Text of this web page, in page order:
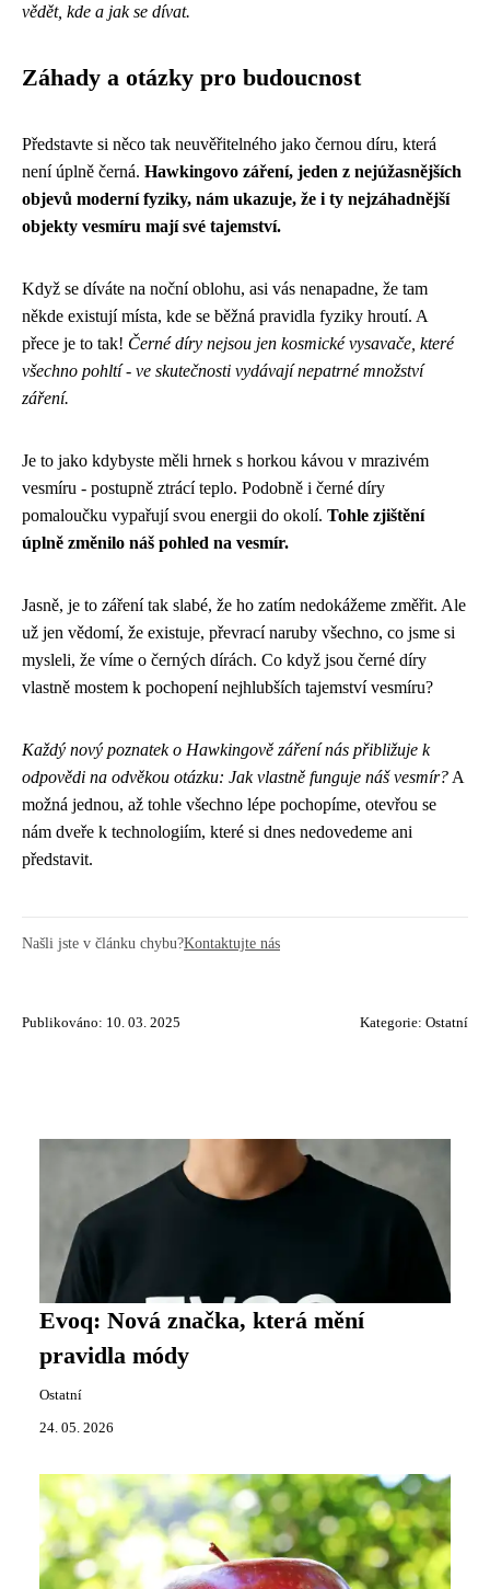
vědět, kde a jak se dívat.
Záhady a otázky pro budoucnost
Představte si něco tak neuvěřitelného jako černou díru, která
není úplně černá. Hawkingovo záření, jeden z nejúžasnějších
objevů moderní fyziky, nám ukazuje, že i ty nejzáhadnější
objekty vesmíru mají své tajemství.
Když se díváte na noční oblohu, asi vás nenapadne, že tam
někde existují místa, kde se běžná pravidla fyziky hroutí. A
přece je to tak! Černé díry nejsou jen kosmické vysavače, které
všechno pohltí - ve skutečnosti vydávají nepatrné množství
záření.
Je to jako kdybyste měli hrnek s horkou kávou v mrazivém
vesmíru - postupně ztrácí teplo. Podobně i černé díry
pomaloučku vypařují svou energii do okolí. Tohle zjištění
úplně změnilo náš pohled na vesmír.
Jasně, je to záření tak slabé, že ho zatím nedokážeme změřit. Ale
už jen vědomí, že existuje, převrací naruby všechno, co jsme si
mysleli, že víme o černých dírách. Co když jsou černé díry
vlastně mostem k pochopení nejhlubších tajemství vesmíru?
Každý nový poznatek o Hawkingově záření nás přibližuje k
odpovědi na odvěkou otázku: Jak vlastně funguje náš vesmír? A
možná jednou, až tohle všechno lépe pochopíme, otevřou se
nám dveře k technologiím, které si dnes nedovedeme ani
představit.
Našli jste v článku chybu?Kontaktujte nás
Publikováno: 10. 03. 2025 Kategorie: Ostatní
Evoq: Nová značka, která mění
pravidla módy
Ostatní
24. 05. 2026